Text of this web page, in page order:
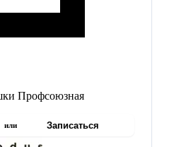
Профсоюзная
или Записаться